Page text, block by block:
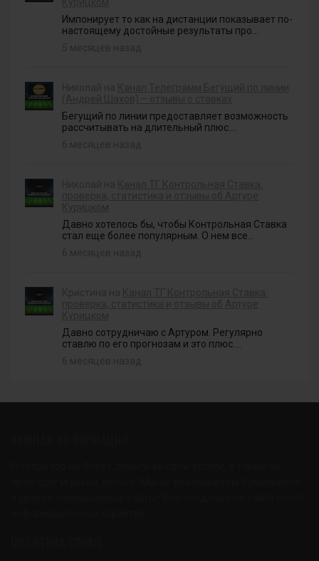
Импонирует то как на дистанции показывает по-
настоящему достойные результаты про...
Бегущий по линии предоставляет возможность
рассчитывать на длительный плюс....
Давно хотелось бы, чтобы Контрольная Ставка
стал еще более популярным. О нем все...
Давно сотрудничаю с Артуром. Регулярно
ставлю по его прогнозам и это плюс....